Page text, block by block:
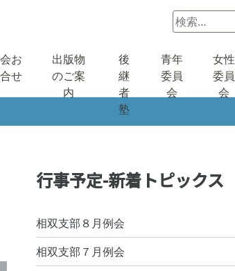
お
せ
出版物
のご案
内
後
継
者
塾
青年
委員
会
女性
委員
会
検
索:
行事予定-新着トピックス
相双支部８月例会
相双支部７月例会